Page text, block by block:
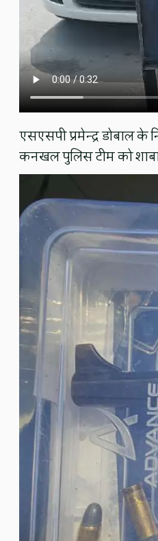
एसएसपी प्रमेन्द्र डोबाल के
कनखल पुलिस टीम को